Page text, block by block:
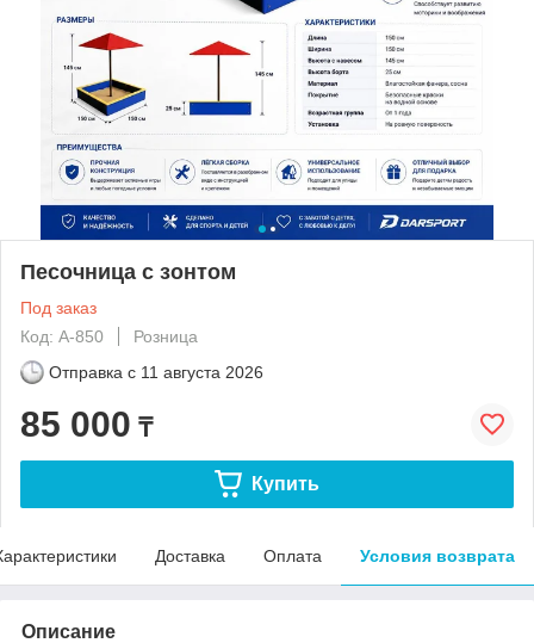
Песочница с зонтом
Под заказ
Код: А-850
Розница
Отправка с 11 августа 2026
85 000 ₸
Купить
Доставка Оплата Условия возврата
Описание